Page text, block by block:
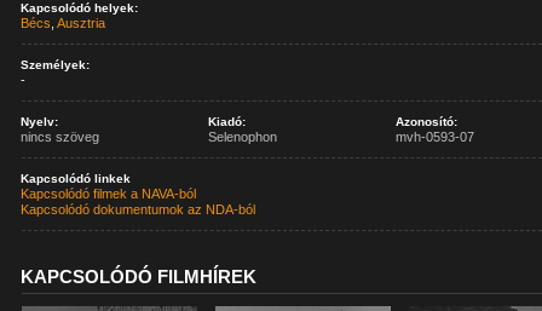
Kapcsolódó helyek:
Bécs ,Ausztria
Személyek:
-
Nyelv:
nincs szöveg
Kiadó:
Selenophon
Azonosító:
mvh-0593-07
Kapcsolódó linkek
Kapcsolódó filmek a NAVA-ból
Kapcsolódó dokumentumok az NDA-ból
KAPCSOLÓDÓ FILMHÍREK